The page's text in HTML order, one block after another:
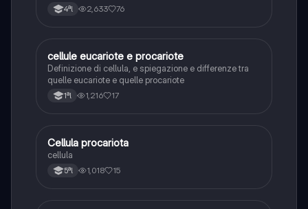
4ªl 2,633 76
Scienze
cellule eucariote e procariote
Definizione di cellula, e spiegazione e differenze tra
quelle eucariote e quelle procariote
1ªl 1,216 17
Scienze
Cellula procariota
cellula
5ªl 1,018 15